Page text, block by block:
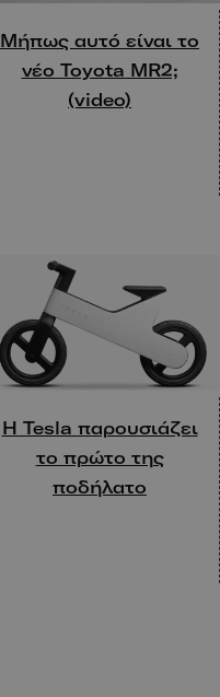
Μήπως αυτό είναι το
νέο Toyota MR2;
(video)
Η Tesla παρουσιάζει
το πρώτο της
ποδήλατο